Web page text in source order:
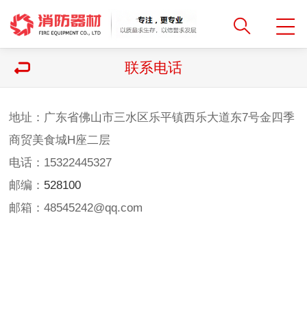
联系电话
地址：广东省佛山市三水区乐平镇西乐大道东7号金四季
商贸美食城H座二层
电话：15322445327
邮编： 528100
邮箱：48545242@qq.com